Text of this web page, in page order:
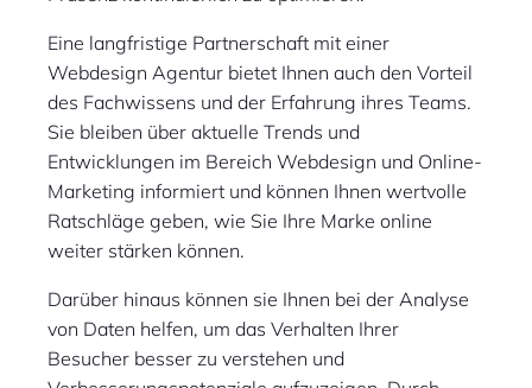
Eine langfristige Partnerschaft mit einer
Webdesign Agentur bietet Ihnen auch den Vorteil
des Fachwissens und der Erfahrung ihres Teams.
Sie bleiben über aktuelle Trends und
Entwicklungen im Bereich Webdesign und Online-
Marketing informiert und können Ihnen wertvolle
Ratschläge geben, wie Sie Ihre Marke online
weiter stärken können.
Darüber hinaus können sie Ihnen bei der Analyse
von Daten helfen, um das Verhalten Ihrer
Besucher besser zu verstehen und